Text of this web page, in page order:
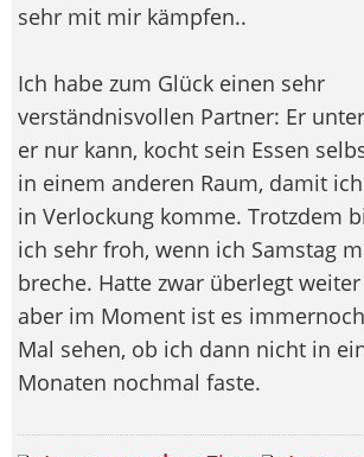
sehr mit mir kämpfen..
Ich habe zum Glück einen sehr
verständnisvollen Partner: Er
er nur kann, kocht sein Essen
in einem anderen Raum, damit
in Verlockung komme. Trotzdem
ich sehr froh, wenn ich Samstag
breche. Hatte zwar überlegt
aber im Moment ist es
Mal sehen, ob ich dann nicht in
Monaten nochmal faste.